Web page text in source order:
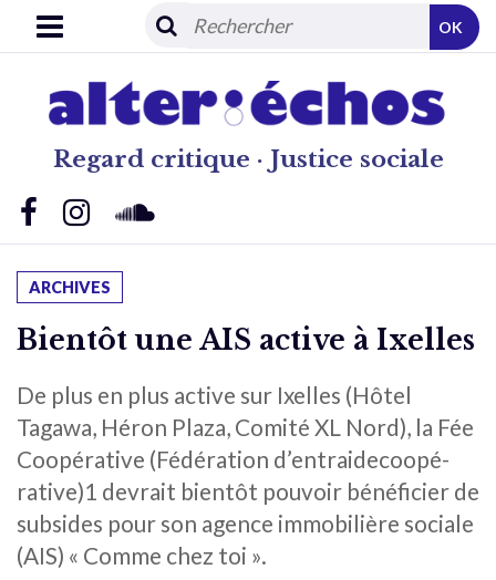
Regard critique · Justice sociale
OK
ARCHIVES
Bientôt une AIS active à Ixelles
De plus en plus active sur Ixelles (Hôtel
Tagawa, Héron Plaza, Comité XL Nord), la Fée
Coopérative (Fédération d’entraidecoopé-
rative)1 devrait bientôt pouvoir bénéficier de
subsides pour son agence immobilière sociale
(AIS) « Comme chez toi ».